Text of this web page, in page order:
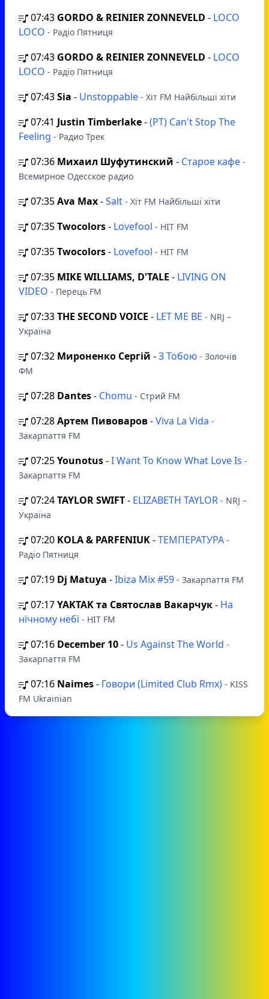
07:43 GORDO & REINIER ZONNEVELD - LOCO
LOCO - Радіо Пятниця
07:43 GORDO & REINIER ZONNEVELD - LOCO
LOCO - Радіо Пятниця
07:43Sia - Unstoppable - Хіт FM Найбільші хіти
07:41 Justin Timberlake-(РТ) Can't Stop The
Feeling - Радио Трек
07:36 Михаил Шуфутинский - Старое кафе -
Всемирное Одесское радио
07:35Ava Max-Salt - Хіт FM Найбільші хіти
07:35Twocolors- Lovefool - HIT FM
07:35Twocolors- Lovefool - HIT FM
07:35 MIKE WILLIAMS, D'TALE - LIVING ON
VIDEO - Перець FM
07:33THE SECOND VOICE - LET ME BE - NRJ –
Україна
07:32 Мироненко Сергій -З Тобою - Золочів
ФМ
07:28 Dantes- Chomu - Стрий FM
07:28Артем Пивоваров-Viva La Vida -
Закарпаття FM
07:25Younotus-I Want To Know What Love Is -
Закарпаття FM
07:24TAYLOR SWIFT- ELIZABETH TAYLOR - NRJ –
Україна
07:20 KOLA & PARFENIUK-ТЕМПЕРАТУРА -
Радіо Пятниця
07:19 Dj Matuya -Ibiza Mix #59 - Закарпаття FM
07:17YAKTAK та Святослав Вакарчук- На
нічному небі - HIT FM
07:16 December 10- Us Against The World -
Закарпаття FM
07:16 Naimes- Говори (Limited Club Rmx) - KISS
FM Ukrainian